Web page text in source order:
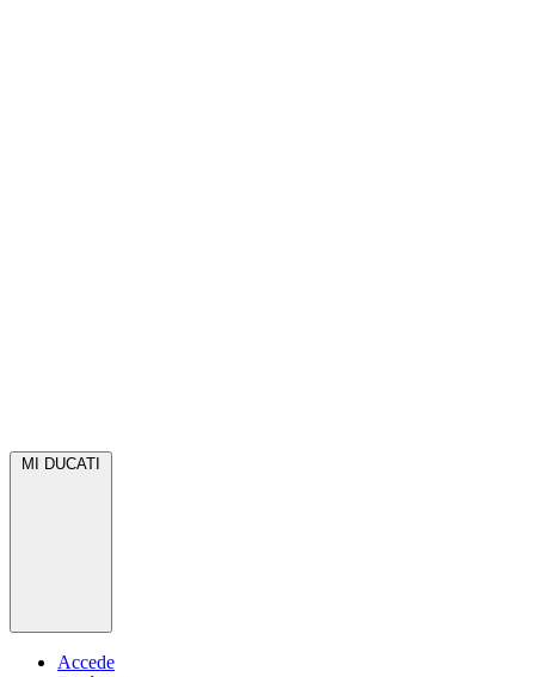
MI DUCATI
Accede